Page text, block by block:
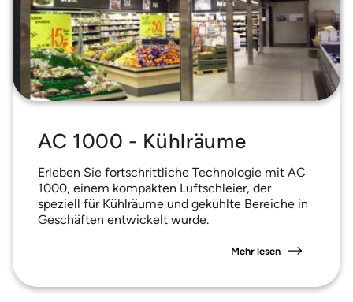
AC 1000 - Kühlräume
Erleben Sie fortschrittliche Technologie mit AC
1000, einem kompakten Luftschleier, der
speziell für Kühlräume und gekühlte Bereiche in
Geschäften entwickelt wurde.
Mehr lesen